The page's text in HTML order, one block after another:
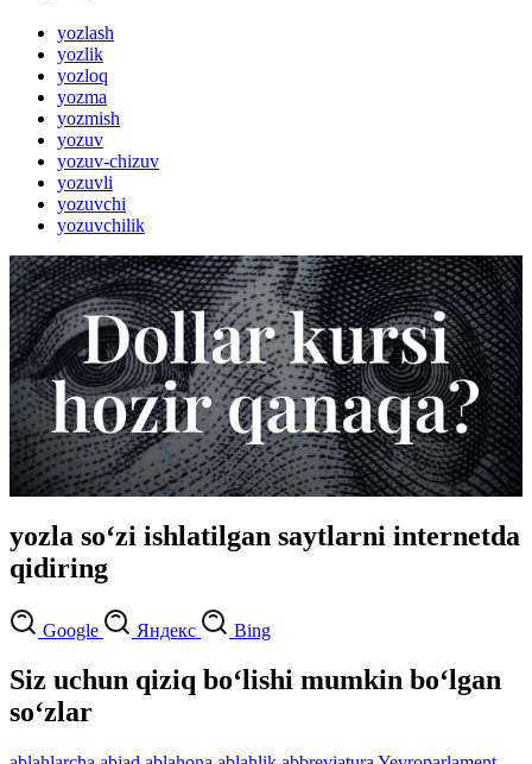
yozlash
yozlik
yozloq
yozma
yozmish
yozuv
yozuv-chizuv
yozuvli
yozuvchi
yozuvchilik
yozla so‘zi ishlatilgan saytlarni internetda
qidiring
Google Яндекс Bing
Siz uchun qiziq bo‘lishi mumkin bo‘lgan
so‘zlar